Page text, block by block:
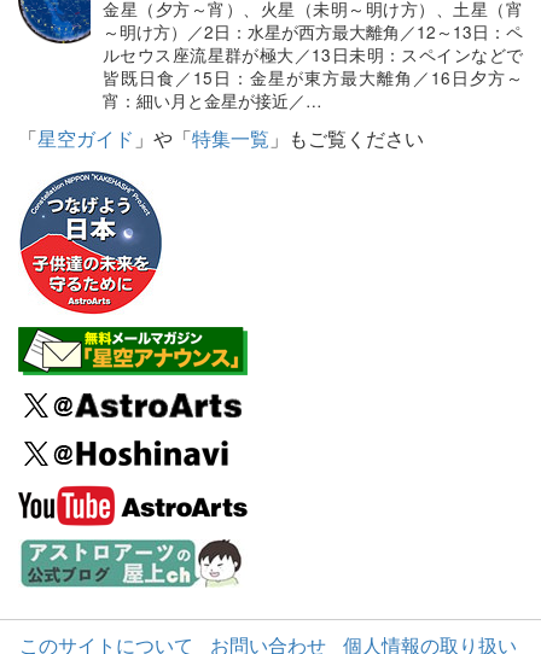
金星（夕方～宵）、火星（未明～明け方）、土星（宵
～明け方）／2日：水星が西方最大離角／12～13日：ペ
ルセウス座流星群が極大／13日未明：スペインなどで
皆既日食／15日：金星が東方最大離角／16日夕方～
宵：細い月と金星が接近／…
「星空ガイド 」や「特集一覧 」もご覧ください
このサイトについて お問い合わせ 個人情報の取り扱い